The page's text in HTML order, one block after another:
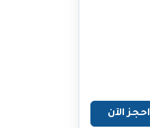
احجز الآن